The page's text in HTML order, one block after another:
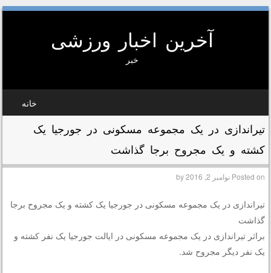
آخرین اخبار ورزشی
خبر
خانه
تیراندازی در یک مجموعه مسکونی در جورجیا یک
کشته و یک مجروح برجا گذاشت
Posted onنوامبر 2, 2016 by
تیراندازی در یک مجموعه مسکونی در جورجیا یک کشته و یک مجروح برجا
گذاشت
براثر تیراندازی در یک مجموعه مسکونی در ایالت جورجیا یک نفر کشته و
یک نفر دیگر مجروح شد.